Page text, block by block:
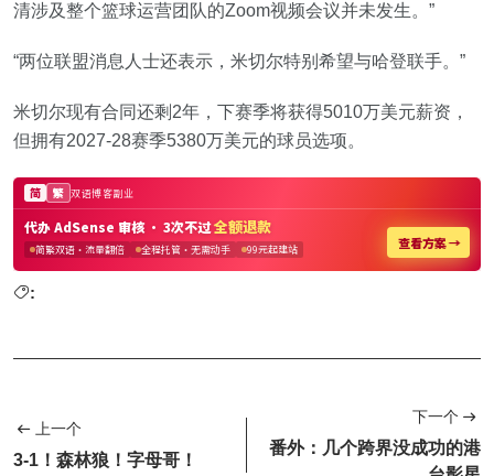
清涉及整个篮球运营团队的Zoom视频会议并未发生。”
“两位联盟消息人士还表示，米切尔特别希望与哈登联手。”
米切尔现有合同还剩2年，下赛季将获得5010万美元薪资，
但拥有2027-28赛季5380万美元的球员选项。
:
上一个
3-1！森林狼！字母哥！
下一个
番外：几个跨界没成功的港